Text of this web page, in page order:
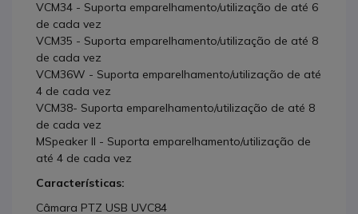
VCM34 - Suporta emparelhamento/utilização de até 6
de cada vez
VCM35 - Suporta emparelhamento/utilização de até 8
de cada vez
VCM36W - Suporta emparelhamento/utilização de até
4 de cada vez
VCM38- Suporta emparelhamento/utilização de até 8
de cada vez
MSpeaker II - Suporta emparelhamento/utilização de
até 4 de cada vez
Características:
Câmara PTZ USB UVC84